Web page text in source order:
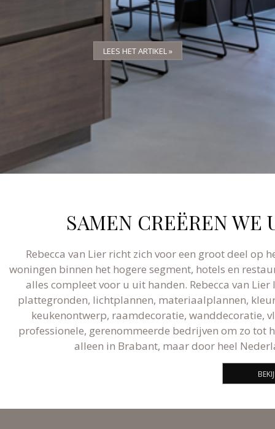
LEES HET ARTIKEL »
LEES HET ARTIKEL »
LEES HET ARTIKEL »
SAMEN CREËREN
Rebecca van Lier richt zich voor een groot deel
woningen binnen het hogere segment, hotels en
alles compleet voor u uit handen. Rebecca van
plattegronden, lichtplannen, materiaalplannen,
keukenontwerp, raamdecoratie, wanddecoratie,
professionele, gerenommeerde bedrijven om zo tot
alleen in Brabant, maar door heel